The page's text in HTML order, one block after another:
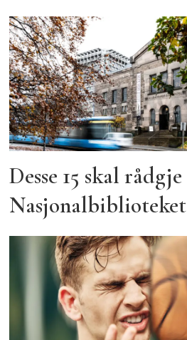
Desse 15 skal rådgje
Nasjonalbiblioteket